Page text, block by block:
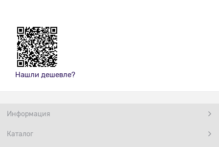
Нашли дешевле?
Информация
Каталог